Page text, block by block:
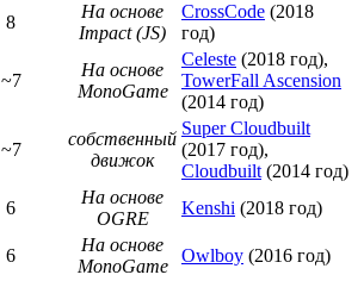
8
На основе
Impact (JS)
CrossCode (2018
год)
~7
На основе
MonoGame
Celeste (2018 год),
TowerFall Ascension
(2014 год)
~7
собственный
движок
Super Cloudbuilt
(2017 год),
Cloudbuilt (2014 год)
6
На основе
OGRE
Kenshi (2018 год)
6
На основе
MonoGame
Owlboy (2016 год)